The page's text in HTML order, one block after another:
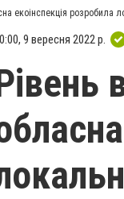
екоінспекція розробила
9 вересня 2022 р.